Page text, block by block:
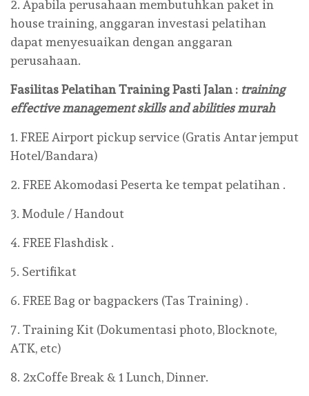
2. Apabila perusahaan membutuhkan paket in
house training, anggaran investasi pelatihan
dapat menyesuaikan dengan anggaran
perusahaan.
Fasilitas Pelatihan TrainingPasti Jalan: training
effective management skills and abilities murah
1. FREE Airport pickup service (Gratis Antar jemput
Hotel/Bandara)
2. FREE Akomodasi Peserta ke tempat pelatihan .
3. Module / Handout
4. FREE Flashdisk .
5. Sertifikat
6. FREE Bag or bagpackers (Tas Training) .
7. Training Kit (Dokumentasi photo, Blocknote,
ATK, etc)
8. 2xCoffe Break & 1 Lunch, Dinner.